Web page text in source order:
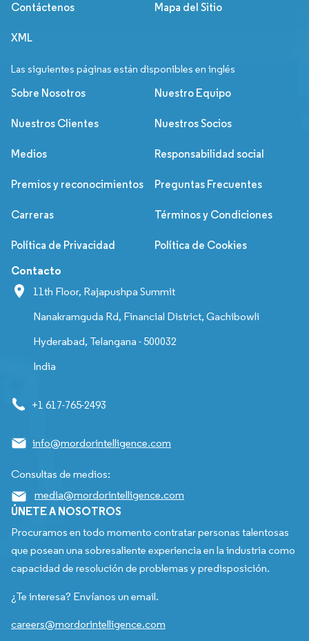
Contáctenos Mapa del Sitio
XML
Las siguientes páginas están disponibles en inglés
Sobre Nosotros Nuestro Equipo
Nuestros Clientes Nuestros Socios
Medios Responsabilidad social
Premios y reconocimientos Preguntas Frecuentes
Carreras Términos y Condiciones
Política de Privacidad Política de Cookies
Contacto
11th Floor, Rajapushpa Summit
Nanakramguda Rd, Financial District, Gachibowli
Hyderabad, Telangana - 500032
India
+1 617-765-2493
info@mordorintelligence.com
Consultas de medios:
media@mordorintelligence.com
ÚNETE A NOSOTROS
Procuramos en todo momento contratar personas talentosas
que posean una sobresaliente experiencia en la industria como
capacidad de resolución de problemas y predisposición.
¿Te interesa? Envíanos un email.
careers@mordorintelligence.com